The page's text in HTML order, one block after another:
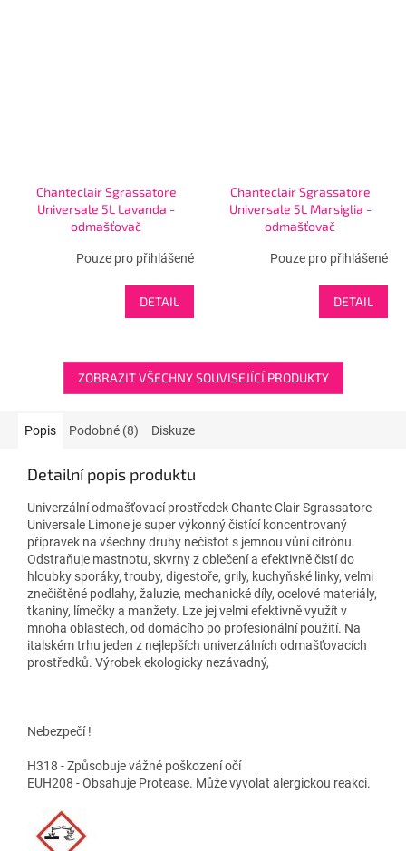
Chanteclair Sgrassatore
Universale 5L Lavanda -
odmašťovač
Pouze pro přihlášené
DETAIL
Chanteclair Sgrassatore
Universale 5L Marsiglia -
odmašťovač
Pouze pro přihlášené
DETAIL
ZOBRAZIT VŠECHNY SOUVISEJÍCÍ PRODUKTY
Popis Podobné (8) Diskuze
Detailní popis produktu
Univerzální odmašťovací prostředek Chante Clair Sgrassatore
Universale Limone je super výkonný čistící koncentrovaný
přípravek na všechny druhy nečistot s jemnou vůní citrónu.
Odstraňuje mastnotu, skvrny z oblečení a efektivně čistí do
hloubky sporáky, trouby, digestoře, grily, kuchyňské linky, velmi
znečištěné podlahy, žaluzie, mechanické díly, ocelové materiály,
tkaniny, límečky a manžety. Lze jej velmi efektivně využít v
mnoha oblastech, od domácího po profesionální použití. Na
italském trhu jeden z nejlepších univerzálních odmašťovacích
prostředků. Výrobek ekologicky nezávadný,
Nebezpečí !
H318 - Způsobuje vážné poškození očí
EUH208 - Obsahuje Protease. Může vyvolat alergickou reakci.